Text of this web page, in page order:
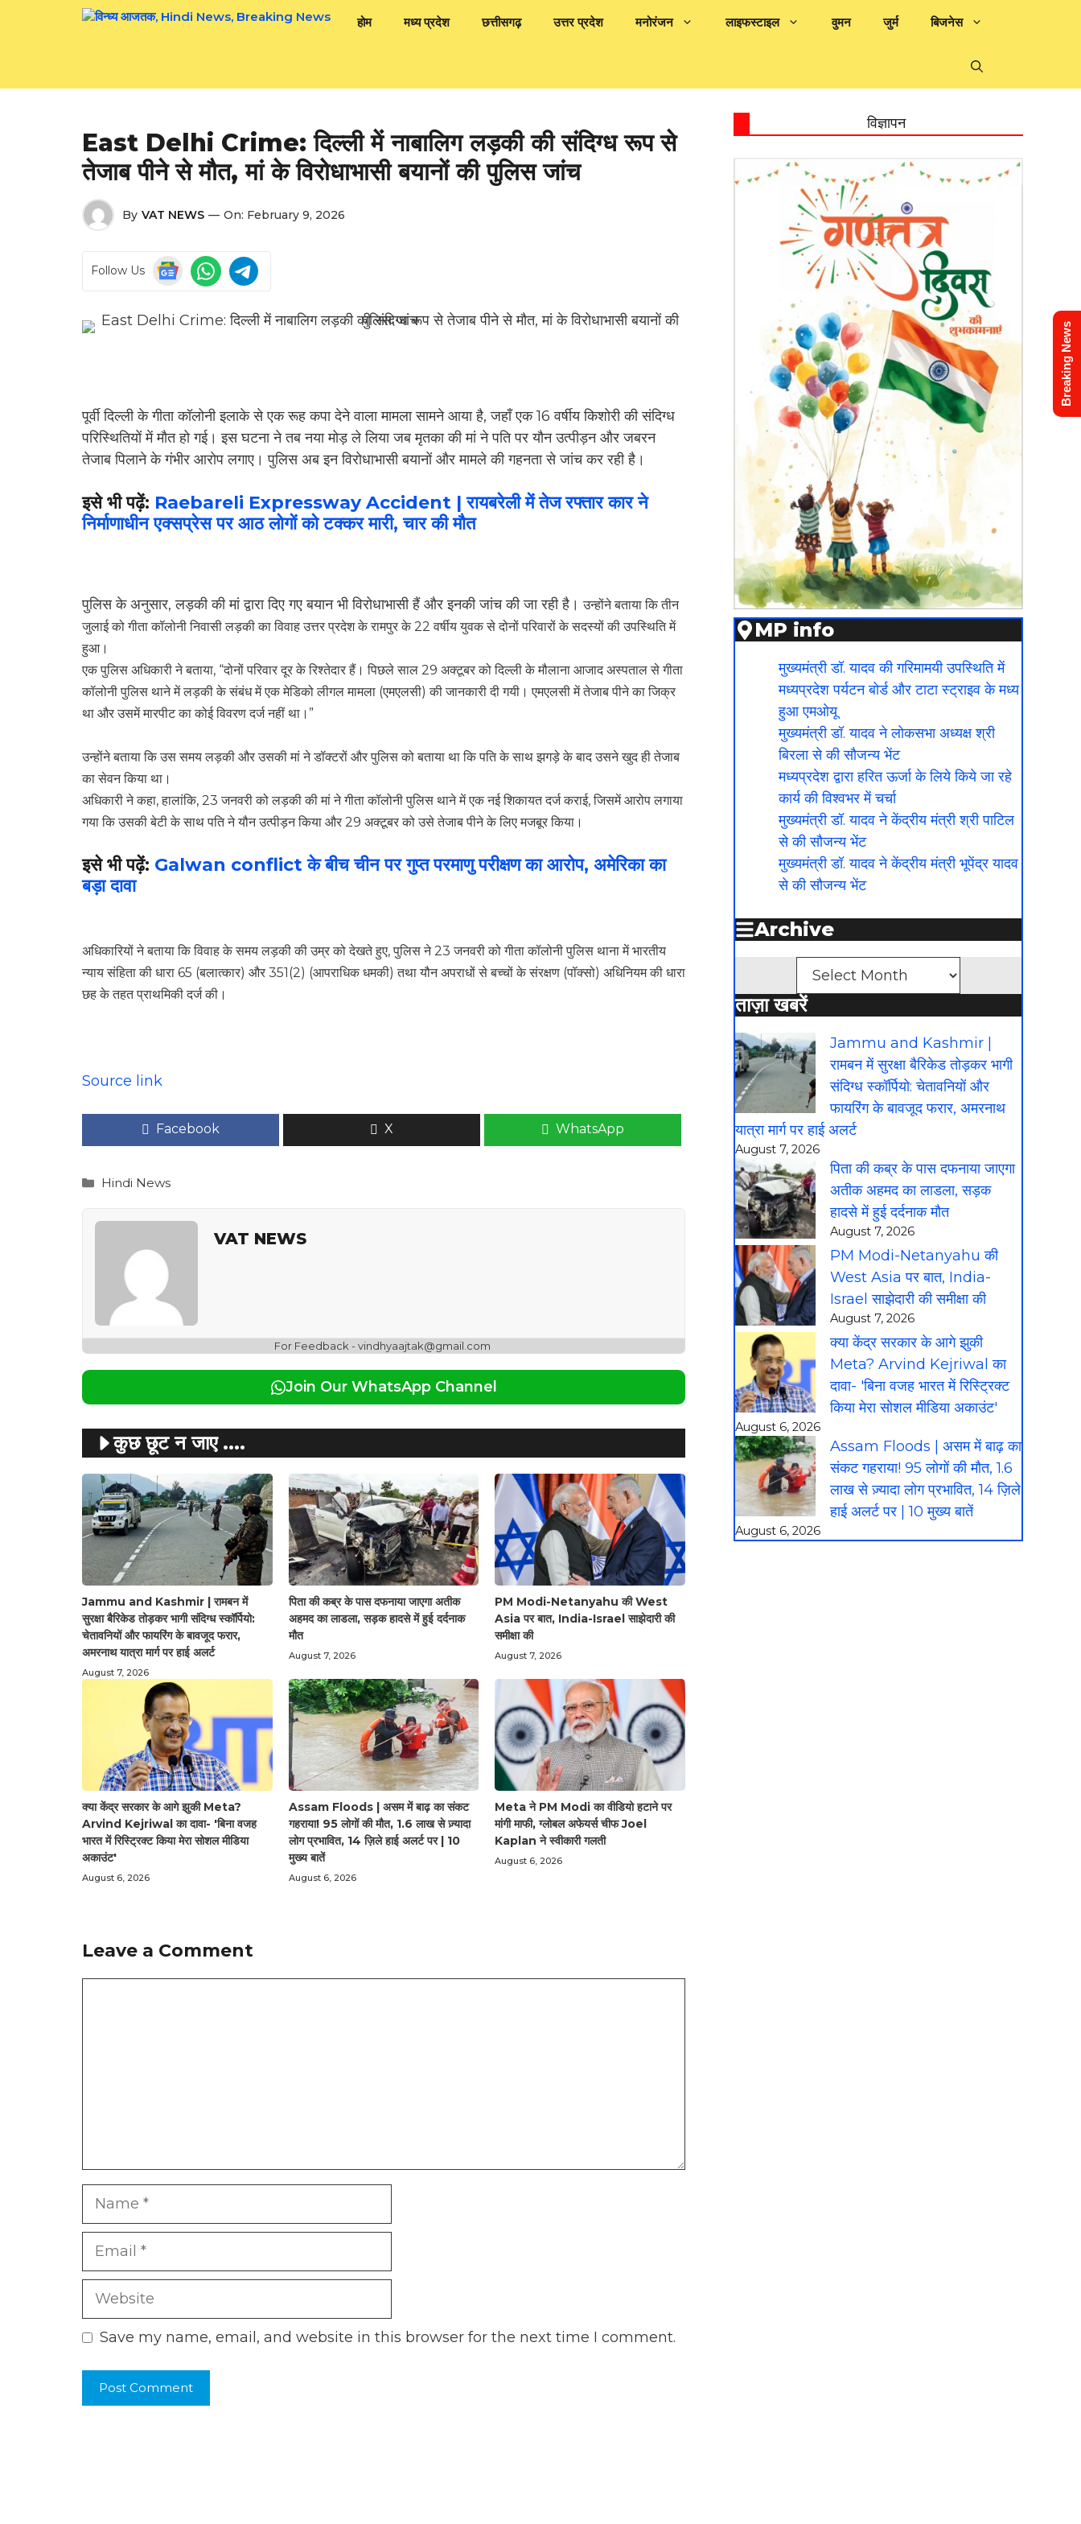
होम मध्य प्रदेश छत्तीसगढ़ उत्तर प्रदेश मनोरंजन लाइफस्टाइल वुमन जुर्म बिजनेस
East Delhi Crime: दिल्ली में नाबालिग लड़की की संदिग्ध रूप से
तेजाब पीने से मौत, मां के विरोधाभासी बयानों की पुलिस जांच
By VAT NEWS — On: February 9, 2026
Follow Us
पूर्वी दिल्ली के गीता कॉलोनी इलाके से एक रूह कपा देने वाला मामला सामने आया है, जहाँ एक 16 वर्षीय किशोरी की संदिग्ध
परिस्थितियों में मौत हो गई। इस घटना ने तब नया मोड़ ले लिया जब मृतका की मां ने पति पर यौन उत्पीड़न और जबरन
तेजाब पिलाने के गंभीर आरोप लगाए। पुलिस अब इन विरोधाभासी बयानों और मामले की गहनता से जांच कर रही है।
इसे भी पढ़ें: Raebareli Expressway Accident | रायबरेली में तेज रफ्तार कार ने
निर्माणाधीन एक्सप्रेस पर आठ लोगों को टक्कर मारी, चार की मौत
पुलिस के अनुसार, लड़की की मां द्वारा दिए गए बयान भी विरोधाभासी हैं और इनकी जांच की जा रही है।उन्होंने बताया कि तीन
जुलाई को गीता कॉलोनी निवासी लड़की का विवाह उत्तर प्रदेश के रामपुर के 22 वर्षीय युवक से दोनों परिवारों के सदस्यों की उपस्थिति में
हुआ।
एक पुलिस अधिकारी ने बताया, “दोनों परिवार दूर के रिश्तेदार हैं। पिछले साल 29 अक्टूबर को दिल्ली के मौलाना आजाद अस्पताल से गीता
कॉलोनी पुलिस थाने में लड़की के संबंध में एक मेडिको लीगल मामला (एमएलसी) की जानकारी दी गयी।एमएलसी में तेजाब पीने का जिक्र
था और उसमें मारपीट का कोई विवरण दर्ज नहीं था।”
उन्होंने बताया कि उस समय लड़की और उसकी मां ने डॉक्टरों और पुलिस को बताया था कि पति के साथ झगड़े के बाद उसने खुद ही तेजाब
का सेवन किया था।
अधिकारी ने कहा, हालांकि, 23 जनवरी को लड़की की मां ने गीता कॉलोनी पुलिस थाने में एक नई शिकायत दर्ज कराई, जिसमें आरोप लगाया
गया कि उसकी बेटी के साथ पति ने यौन उत्पीड़न किया और 29 अक्टूबर को उसे तेजाब पीने के लिए मजबूर किया।
इसे भी पढ़ें: Galwan conflict के बीच चीन पर गुप्त परमाणु परीक्षण का आरोप, अमेरिका का
बड़ा दावा
अधिकारियों ने बताया कि विवाह के समय लड़की की उम्र को देखते हुए, पुलिस ने 23 जनवरी को गीता कॉलोनी पुलिस थाना में भारतीय
न्याय संहिता की धारा 65 (बलात्कार) और 351(2) (आपराधिक धमकी) तथा यौन अपराधों से बच्चों के संरक्षण (पॉक्सो) अधिनियम की धारा
छह के तहत प्राथमिकी दर्ज की।
Source link
Facebook X WhatsApp
Categories
Hindi News
VAT NEWS
For Feedback - vindhyaajtak@gmail.com
Join Our WhatsApp Channel
कुछ छूट न जाए ....
Jammu and Kashmir | रामबन में
सुरक्षा बैरिकेड तोड़कर भागी संदिग्ध स्कॉर्पियो:
चेतावनियों और फायरिंग के बावजूद फरार,
अमरनाथ यात्रा मार्ग पर हाई अलर्ट
August 7, 2026
पिता की कब्र के पास दफनाया जाएगा अतीक
अहमद का लाडला, सड़क हादसे में हुई दर्दनाक
मौत
August 7, 2026
PM Modi-Netanyahu की West
Asia पर बात, India-Israel साझेदारी की
समीक्षा की
August 7, 2026
क्या केंद्र सरकार के आगे झुकी Meta?
Arvind Kejriwal का दावा- 'बिना वजह
भारत में रिस्ट्रिक्ट किया मेरा सोशल मीडिया
अकाउंट'
August 6, 2026
Assam Floods | असम में बाढ़ का संकट
गहराया! 95 लोगों की मौत, 1.6 लाख से ज़्यादा
लोग प्रभावित, 14 ज़िले हाई अलर्ट पर | 10
मुख्य बातें
August 6, 2026
Meta ने PM Modi का वीडियो हटाने पर
मांगी माफी, ग्लोबल अफेयर्स चीफ Joel
Kaplan ने स्वीकारी गलती
August 6, 2026
Leave a Comment
Name
Email
Website
Save my name, email, and website in this browser for the next time I comment.
विज्ञापन
MP info
मुख्यमंत्री डॉ. यादव की गरिमामयी उपस्थिति में
मध्यप्रदेश पर्यटन बोर्ड और टाटा स्ट्राइव के मध्य
हुआ एमओयू
मुख्यमंत्री डॉ. यादव ने लोकसभा अध्यक्ष श्री
बिरला से की सौजन्य भेंट
मध्यप्रदेश द्वारा हरित ऊर्जा के लिये किये जा रहे
कार्य की विश्वभर में चर्चा
मुख्यमंत्री डॉ. यादव ने केंद्रीय मंत्री श्री पाटिल
से की सौजन्य भेंट
मुख्यमंत्री डॉ. यादव ने केंद्रीय मंत्री भूपेंद्र यादव
से की सौजन्य भेंट
Archive
ताज़ा खबरें
Jammu and Kashmir |
रामबन में सुरक्षा बैरिकेड तोड़कर भागी
संदिग्ध स्कॉर्पियो: चेतावनियों और
फायरिंग के बावजूद फरार, अमरनाथ
यात्रा मार्ग पर हाई अलर्ट
August 7, 2026
पिता की कब्र के पास दफनाया जाएगा
अतीक अहमद का लाडला, सड़क
हादसे में हुई दर्दनाक मौत
August 7, 2026
PM Modi-Netanyahu की
West Asia पर बात, India-
Israel साझेदारी की समीक्षा की
August 7, 2026
क्या केंद्र सरकार के आगे झुकी
Meta? Arvind Kejriwal का
दावा- 'बिना वजह भारत में रिस्ट्रिक्ट
किया मेरा सोशल मीडिया अकाउंट'
August 6, 2026
Assam Floods | असम में बाढ़ का
संकट गहराया! 95 लोगों की मौत, 1.6
लाख से ज़्यादा लोग प्रभावित, 14 ज़िले
हाई अलर्ट पर | 10 मुख्य बातें
August 6, 2026
Breaking News